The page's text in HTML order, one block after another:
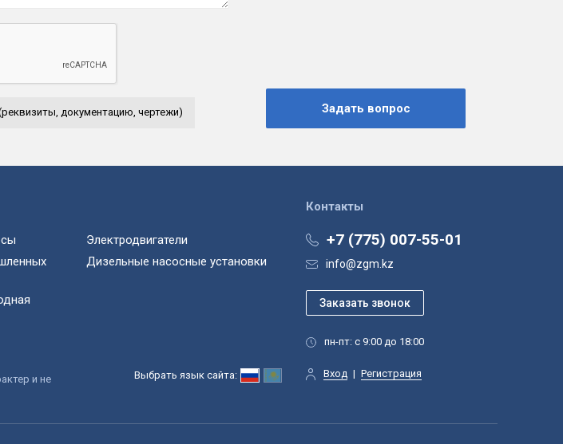
документацию, чертежи)
Контакты
+7 (775) 007-55-01
info@zgm.kz
пн-пт: с 9:00 до 18:00
Вход | Регистрация
Выбрать язык сайта:
Электродвигатели
Дизельные насосные установки
и не